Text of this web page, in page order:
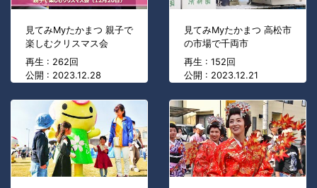
見てみMyたかまつ 親子で
楽しむクリスマス会
再生 : 262回
公開 : 2023.12.28
見てみMyたかまつ 高松市
の市場で千両市
再生 : 152回
公開 : 2023.12.21